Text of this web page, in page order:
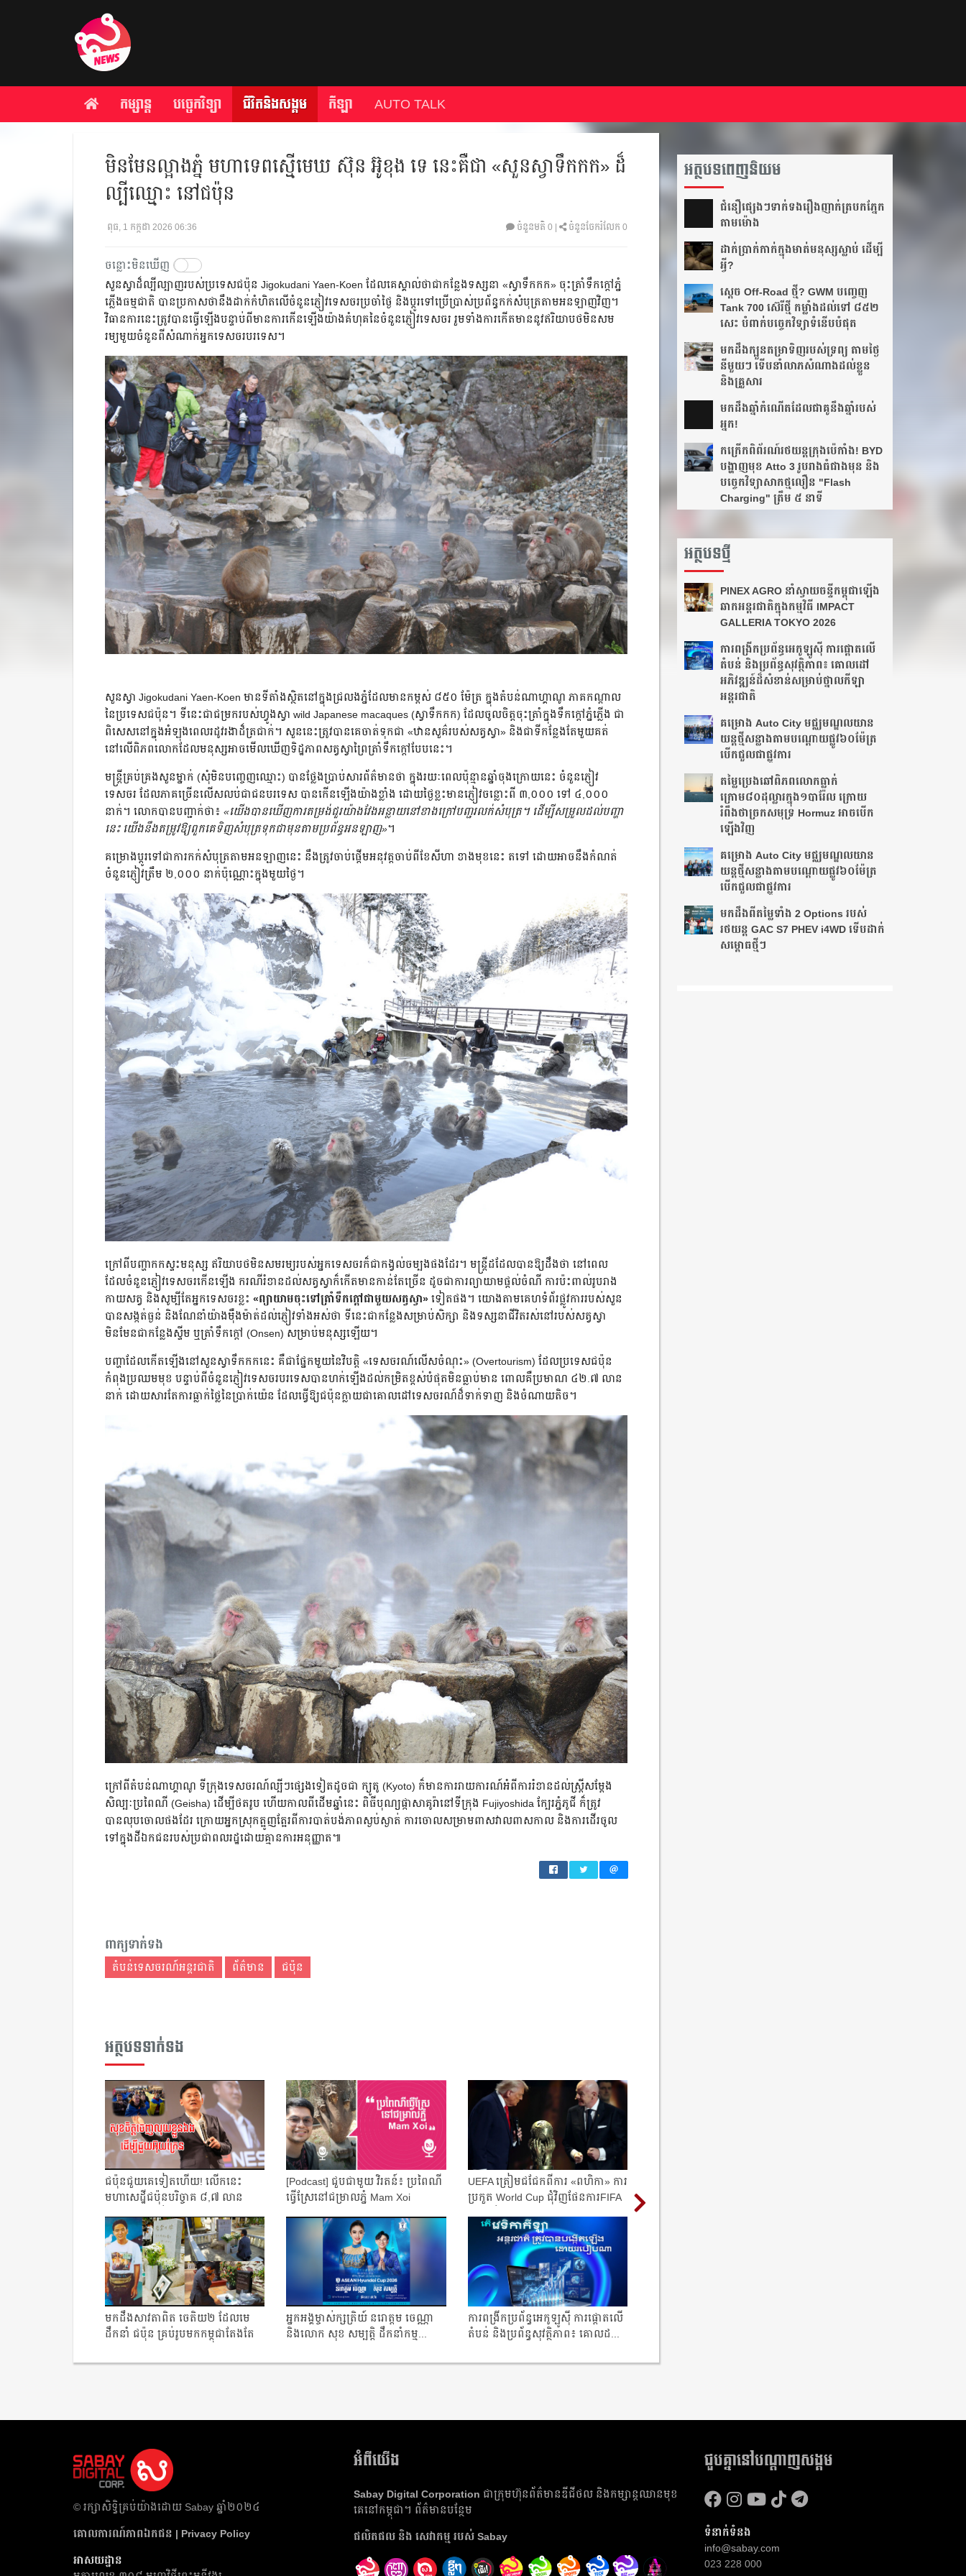
កម្សាន្ត បច្ចេកវិទ្យា ជីវិតនិងសង្គម កីឡា AUTO TALK
មិនមែនល្អាងភ្នំ មហាទេពស្មើមេឃ ស៊ុន អ៊ូខុង ទេ នេះគឺជា «សួនស្វាទឹកកក» ដ៏
ល្បីឈ្មោះ នៅជប៉ុន
ពុធ, 1 កក្កដា 2026 06:36 ចំនួនមតិ 0 ចំនួនចែករំលែក 0
ចន្លោះមិនឃើញ
សួនស្វាដ៏ល្បីល្បាញរបស់ប្រទេសជប៉ុន Jigokudani Yaen-Koen ដែលគេស្គាល់ថាជាកន្លែងទស្សនា «ស្វាទឹកកក» ចុះត្រាំទឹកក្តៅភ្នំ
ភ្លើងធម្មជាតិ បានប្រកាសថានឹងដាក់កំហិតលើចំនួនភ្ញៀវទេសចរប្រចាំថ្ងៃ និងប្តូរទៅប្រើប្រាស់ប្រព័ន្ធកក់សំបុត្រតាមអនឡាញវិញ។
វិធានការនេះត្រូវបានធ្វើឡើងបន្ទាប់ពីមានការកើនឡើងយ៉ាងគំហុគនៃចំនួនភ្ញៀវទេសចរ រួមទាំងការកើតមាននូវឥរិយាបថមិនសម
រម្យមួយចំនួនពីសំណាក់អ្នកទេសចរបរទេស។
សួនស្វា Jigokudani Yaen-Koen មានទីតាំងស្ថិតនៅក្នុងជ្រលងភ្នំដែលមានកម្ពស់ ៨៥០ ម៉ែត្រ ក្នុងតំបន់ណាហ្គាណូ ភាគកណ្តាល
នៃប្រទេសជប៉ុន។ ទីនេះជាជម្រករបស់ហ្វូងស្វា wild Japanese macaques (ស្វាទឹកកក) ដែលចូលចិត្តចុះត្រាំក្នុងទឹកក្តៅភ្នំភ្លើង ជា
ពិសេសនៅក្នុងអំឡុងពេលរដូវរងាដ៏ត្រជាក់។ សួននេះត្រូវបានគេចាត់ទុកជា «ឋានសួគ៌របស់សត្វស្វា» និងជាទីកន្លែងតែមួយគត់
នៅលើពិភពលោកដែលមនុស្សអាចមើលឃើញទិដ្ឋភាពសត្វស្វាព្រៃត្រាំទឹកក្តៅបែបនេះ។
មន្ត្រីគ្រប់គ្រងសួនម្នាក់ (សុំមិនបញ្ចេញឈ្មោះ) បានថ្លែងប្រាប់សារព័ត៌មានថា ក្នុងរយៈពេលប៉ុន្មានឆ្នាំចុងក្រោយនេះ ចំនួនភ្ញៀវ
ទេសចរ ដែលភាគច្រើនលើសលប់ជាជនបរទេស បានកើនឡើងយ៉ាងខ្លាំង ដោយថ្ងៃខ្លះមានភ្ញៀវចន្លោះពី ៣,០០០ ទៅ ៤,០០០
នាក់។ លោកបានបញ្ជាក់ថា៖ «យើងបានឃើញការតម្រង់ជួរយ៉ាងវែងអន្លាយនៅខាងក្រៅបញ្ជរលក់សំបុត្រ។ ដើម្បីសម្រួលដល់បញ្ហា
នេះ យើងនឹងតម្រូវឱ្យពួកគេទិញសំបុត្រទុកជាមុនតាមប្រព័ន្ធអនឡាញ»។
គម្រោងប្តូរទៅជាការកក់សំបុត្រតាមអនឡាញនេះ នឹងត្រូវចាប់ផ្តើមអនុវត្តចាប់ពីខែសីហា ខាងមុខនេះ តទៅ ដោយអាចនឹងកំណត់
ចំនួនភ្ញៀវត្រឹម ២,០០០ នាក់ប៉ុណ្ណោះក្នុងមួយថ្ងៃ។
ក្រៅពីបញ្ហាកកស្ទះមនុស្ស ឥរិយាបថមិនសមរម្យរបស់អ្នកទេសចរក៏ជាកង្វល់ចម្បងផងដែរ។ មន្ត្រីដដែលបានឱ្យដឹងថា នៅពេល
ដែលចំនួនភ្ញៀវទេសចរកើនឡើង ករណីរំខានដល់សត្វស្វាក៏កើតមានកាន់តែច្រើន ដូចជាការព្យាយាមផ្តល់ចំណី ការប៉ះពាល់រូបរាង
កាយសត្វ និងសូម្បីតែអ្នកទេសចរខ្លះ «ព្យាយាមចុះទៅត្រាំទឹកក្តៅជាមួយសត្វស្វា» ទៀតផង។ យោងតាមគេហទំព័រផ្លូវការរបស់សួន
បានសង្កត់ធ្ងន់ និងណែនាំយ៉ាងម៉ឺងម៉ាត់ដល់ភ្ញៀវទាំងអស់ថា ទីនេះជាកន្លែងសម្រាប់សិក្សា និងទស្សនាជីវិតរស់នៅរបស់សត្វស្វា
មិនមែនជាកន្លែងស្ទីម ឬត្រាំទឹកក្តៅ (Onsen) សម្រាប់មនុស្សឡើយ។
បញ្ហាដែលកើតឡើងនៅសួនស្វាទឹកកកនេះ គឺជាផ្នែកមួយនៃវិបត្តិ «ទេសចរណ៍លើសចំណុះ» (Overtourism) ដែលប្រទេសជប៉ុន
កំពុងប្រឈមមុខ បន្ទាប់ពីចំនួនភ្ញៀវទេសចរបរទេសបានហក់ឡើងដល់កម្រិតខ្ពស់បំផុតមិនធ្លាប់មាន ពោលគឺប្រមាណ ៤២.៧ លាន
នាក់ ដោយសារតែការធ្លាក់ថ្លៃនៃប្រាក់យ៉េន ដែលធ្វើឱ្យជប៉ុនក្លាយជាគោលដៅទេសចរណ៍ដ៏ទាក់ទាញ និងចំណាយតិច។
ក្រៅពីតំបន់ណាហ្គាណូ ទីក្រុងទេសចរណ៍ល្បីៗផ្សេងទៀតដូចជា ក្យូតូ (Kyoto) ក៏មានការរាយការណ៍អំពីការរំខានដល់ស្រ្តីសម្តែង
សិល្បៈប្រពៃណី (Geisha) ដើម្បីថតរូប ហើយកាលពីដើមឆ្នាំនេះ ពិធីបុណ្យផ្កាសាគូរ៉ានៅទីក្រុង Fujiyoshida ក្បែរភ្នំភូជី ក៏ត្រូវ
បានលុបចោលផងដែរ ក្រោយអ្នកស្រុកត្អូញត្អែរពីការបាត់បង់ភាពស្ងប់ស្ងាត់ ការចោលសម្រាមពាសវាលពាសកាល និងការដើរចូល
ទៅក្នុងដីឯកជនរបស់ប្រជាពលរដ្ឋដោយគ្មានការអនុញ្ញាត៕
ពាក្យទាក់ទង
តំបន់ទេសចរណ៍អន្តរជាតិ ព័ត៌មាន ជប៉ុន
អត្ថបទទាក់ទង
ជប៉ុនជួយគេទៀតហើយ! លើកនេះ
មហាសេដ្ឋីជប៉ុនបរិច្ចាគ ៨,៧ លាន
[Podcast] ជួបជាមួយ វិរតន៍៖ ប្រពៃណី
ធ្វើស្រែនៅជម្រាលភ្នំ Mam Xoi ​
UEFA ត្រៀមជជែកពីការ «ពហិកា» ការ
ប្រកួត World Cup ជុំវិញផែនការFIFA
មកដឹងសាវតាពិត ចេតិយ២ ដែលមេ
ដឹកនាំ ជប៉ុន គ្រប់រូបមកកម្ពុជាតែងតែ
អ្នកអង្គម្ចាស់ក្សត្រិយ៍ នរោត្តម ចេណ្ណា
និងលោក សុខ សម្បត្តិ ដឹកនាំកម្ម...
ការពង្រីកប្រព័ន្ធអេកូឡូស៊ី ការផ្តោតលើ
តំបន់ និងប្រព័ន្ធសុវត្ថិភាព៖ គោលដ...
អត្ថបទពេញនិយម
ជំនឿ​ផ្សេងៗ​ទាក់ទង​រឿង​ញាក់​ត្របក​ភ្នែក​
តាម​ម៉ោង​
ដាក់​ប្រាក់​កាក់​ក្នុង​មាត់​មនុស្ស​ស្លាប់ ដើម្បី​
អ្វី?
ស្តេច Off-Road ថ្មី? GWM បញ្ចេញ
Tank 700 ស៊េរីថ្មី កម្លាំងដល់ទៅ ៨៥២
សេះ បំពាក់បច្ចេកវិទ្យាទំនើបបំផុត
មកដឹងក្បួនតម្រាទិញរបស់ទ្រព្យ តាមថ្ងៃ
នីមួយៗ ទើបនាំលាភសំណាងដល់ខ្លួន
និងគ្រួសារ
មក​ដឹងឆ្នាំ​កំណើត​ដែល​ជា​គូ​នឹង​ឆ្នាំ​របស់​
អ្នក!​
កក្រើកពិព័រណ៍រថយន្តក្រុងប៉េកាំង! BYD
បង្ហាញមុខ Atto 3 រូបរាងធំជាងមុន និង
បច្ចេកវិទ្យាសាកថ្មលឿន "Flash
Charging" ត្រឹម ៥ នាទី
អត្ថបទថ្មី
PINEX AGRO នាំ​ស្វាយចន្ទី​កម្ពុជា​ឡើង​
ឆាក​អន្តរជាតិ​​ក្នុង​កម្មវិធី​ IMPACT
GALLERIA TOKYO 2026
ការពង្រីកប្រព័ន្ធអេកូឡូស៊ី ការផ្តោតលើ
តំបន់ និងប្រព័ន្ធសុវត្ថិភាព៖ គោលដៅ
អភិវឌ្ឍន៍ដ៏សំខាន់សម្រាប់ថ្នាលកីឡា
អន្តរជាតិ
គម្រោង Auto City មជ្ឈមណ្ឌលយាន
យន្តថ្មីសន្លាង​តាមបណ្តោយផ្លូវ​​៦០ម៉ែត្រ​
បើកជួលជាផ្លូវការ
តម្លៃប្រេងឆៅពិភពលោកធ្លាក់
ក្រោម៨០ដុល្លារក្នុង១បារ៉ែល ក្រោយ
រំពឹងថា​ច្រកសមុទ្រ Hormuz អាចបើក
ឡើងវិញ
គម្រោង Auto City មជ្ឈមណ្ឌលយាន
យន្តថ្មីសន្លាង​តាមបណ្តោយផ្លូវ​​៦០ម៉ែត្រ​
បើកជួលជាផ្លូវការ
មកដឹងពីតម្លៃទាំង 2 Options របស់
រថយន្ត GAC S7 PHEV i4WD ទើបដាក់
សម្ពោធថ្មីៗ
​© រក្សា​សិទ្ធិ​គ្រប់​យ៉ាង​ដោយ​ Sabay ឆ្នាំ​២០២៤
គោលការណ៍​ភាព​ឯកជន | Privacy Policy
អាសយដ្ឋាន
អំពីយើង
Sabay Digital Corporation ជា​ក្រុមហ៊ុន​ព័ត៌មាន​ឌីជីថល និង​កម្សាន្ត​ឈាន​មុខ​
គេ​នៅ​កម្ពុជា។ ព័ត៌មាន​បន្ថែម
ផលិត​ផល​ និង​ សេវាកម្ម របស់ Sabay
ជួបគ្នានៅបណ្តាញសង្គម
ទំនាក់ទំនង
info@sabay.com
023 228 000